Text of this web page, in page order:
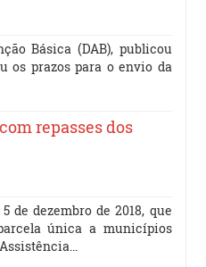
Básica (DAB), publicou
os prazos para o envio da
repasses dos
de dezembro de 2018, que
única a municípios